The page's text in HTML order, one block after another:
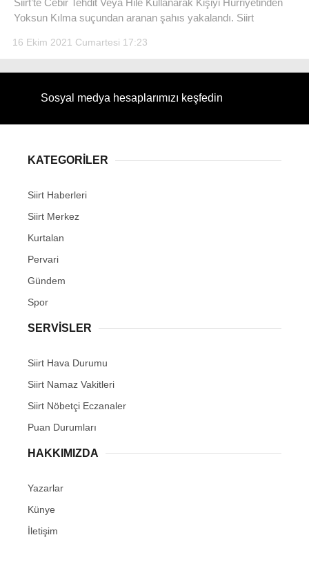
WhatsApp İhbar Hattı
Facebook
Siirt’te Cebir Tehdit Veya Hile Kullanarak Kişiyi Hürriyetinden
Yoksun Kılma suçundan aranan şahıs yakalandı. Siirt
16 Ekim 2021 Cumartesi 17:23
Sosyal medya hesaplarımızı keşfedin
KATEGORİLER
Siirt Haberleri
Siirt Merkez
Kurtalan
Pervari
Gündem
Spor
SERVİSLER
Siirt Hava Durumu
Siirt Namaz Vakitleri
Siirt Nöbetçi Eczanaler
Puan Durumları
HAKKIMIZDA
Yazarlar
Künye
İletişim